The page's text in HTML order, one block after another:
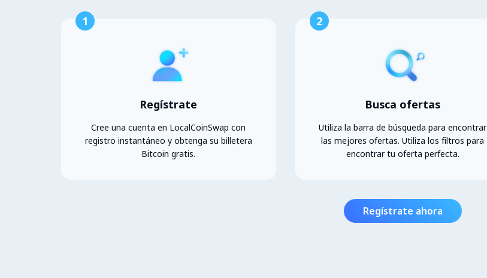
1
Regístrate
Cree una cuenta en LocalCoinSwap con
registro instantáneo y obtenga su billetera
Bitcoin gratis.
2
Busca ofertas
Utiliza la barra de búsqueda para encontrar
las mejores ofertas. Utiliza los filtros para
encontrar tu oferta perfecta.
Regístrate ahora